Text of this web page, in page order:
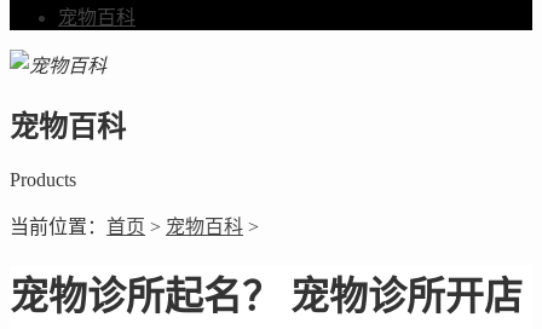
宠物百科
宠物百科
Products
当前位置： 首页 > 宠物百科 >
宠物诊所起名？ 宠物诊所开店